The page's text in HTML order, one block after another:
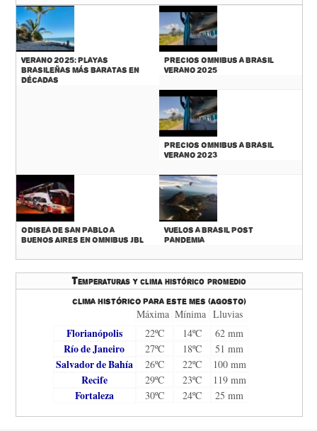
Verano 2025: Playas
Brasileñas más baratas en
décadas
Precios Omnibus a Brasil
Verano 2025
Precios Omnibus a Brasil
Verano 2023
Odisea de San Pablo a
Buenos Aires en Omnibus JBL
Vuelos a Brasil Post
Pandemia
Temperaturas y clima histórico promedio
Clima histórico para este mes (Agosto)
Máxima Mínima Lluvias
Florianópolis 22ºC 14ºC 62 mm
Río de Janeiro 27ºC 18ºC 51 mm
Salvador de Bahía 26ºC 22ºC 100 mm
Recife 29ºC 23ºC 119 mm
Fortaleza 30ºC 24ºC 25 mm